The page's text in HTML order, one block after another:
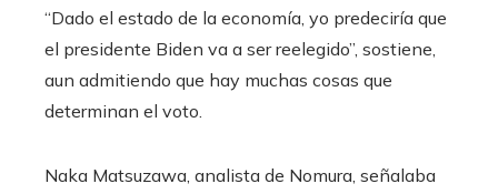
“Dado el estado de la economía, yo predeciría que
el presidente Biden va a ser reelegido”, sostiene,
aun admitiendo que hay muchas cosas que
determinan el voto.
Naka Matsuzawa, analista de Nomura, señalaba